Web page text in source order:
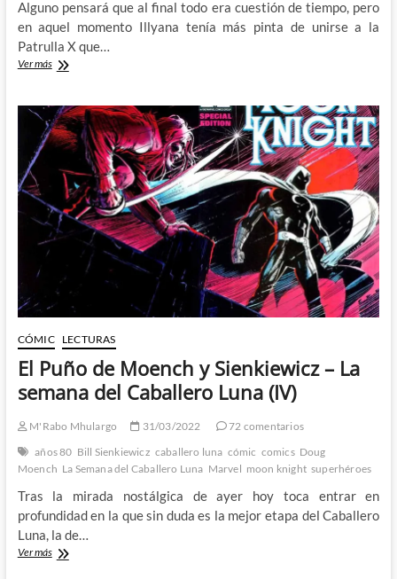
Alguno pensará que al final todo era cuestión de tiempo, pero
en aquel momento Illyana tenía más pinta de unirse a la
Patrulla X que…
Ver másLa
de
Doug
Ramsey:
orígenes
Illyana
Rasputin
(V)
CÓMIC LECTURAS
El Puño de Moench y Sienkiewicz – La
semana del Caballero Luna (IV)
M'Rabo Mhulargo 31/03/2022
72 comentarios
años 80 Bill Sienkiewicz caballero luna cómic comics Doug
Moench La Semana del Caballero Luna Marvel moon knight superhéroes
Tras la mirada nostálgica de ayer hoy toca entrar en
profundidad en la que sin duda es la mejor etapa del Caballero
Luna, la de…
Ver másEl